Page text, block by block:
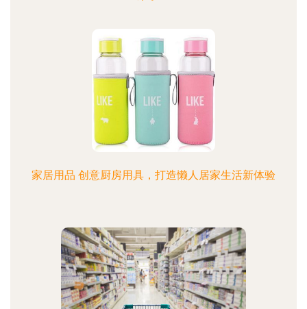
家居用品 创意厨房用具，打造懒人居家生活新体验